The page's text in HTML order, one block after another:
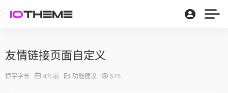
友情链接页面自定义
恒宇学长 4年前 功能建议 575